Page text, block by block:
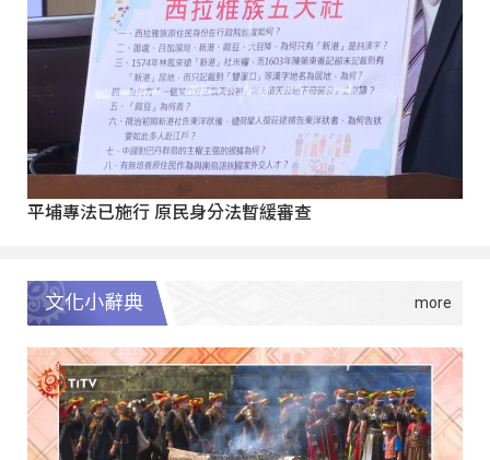
平埔專法已施行 原民身分法暫緩審查
文化小辭典